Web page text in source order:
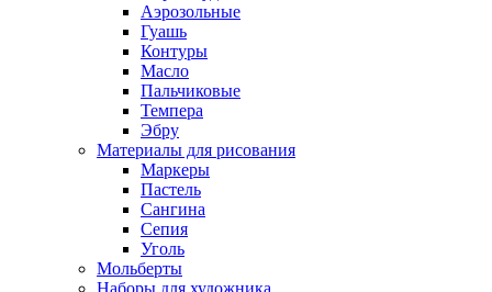
Аэрозольные
Гуашь
Контуры
Масло
Пальчиковые
Темпера
Эбру
Материалы для рисования
Маркеры
Пастель
Сангина
Сепия
Уголь
Мольберты
Наборы для художника